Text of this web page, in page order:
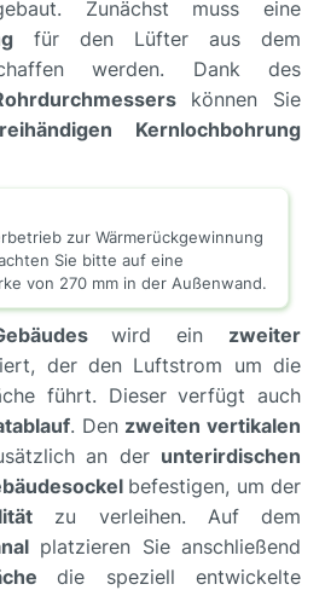
Zunächst muss eine
für den Lüfter aus dem
werden. Dank des
können Sie
Kernlochbohrung
zur Wärmerückgewinnung
Sie bitte auf eine
von 270 mm in der Außenwand.
wird ein zweiter
der den Luftstrom um die
führt. Dieser verfügt auch
. Den zweiten vertikalen
an der unterirdischen
befestigen, um der
zu verleihen. Auf dem
platzieren Sie anschließend
die speziell entwickelte